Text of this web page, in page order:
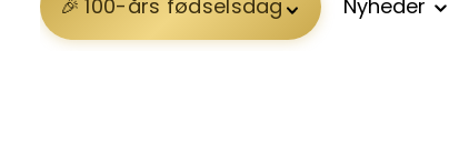
100-års fødselsdag Nyheder